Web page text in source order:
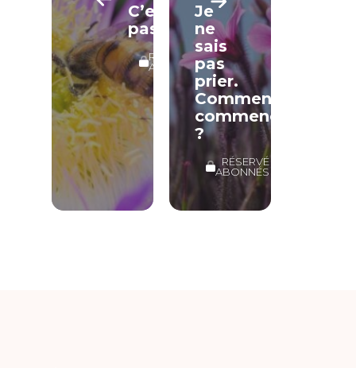
C’est
passionnant
RÉSERVÉ
ABONNÉS
Je
ne
sais
pas
prier.
Comment
commencer
?
RÉSERVÉ
ABONNÉS